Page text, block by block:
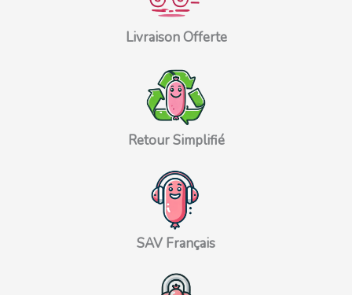
Livraison Offerte
Retour Simplifié
SAV Français